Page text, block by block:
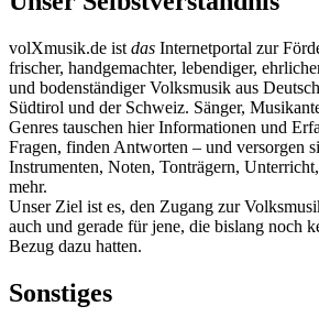
volXmusik.de ist das Internetportal zur
frischer, handgemachter, lebendiger,
und bodenständiger Volksmusik aus
Südtirol und der Schweiz. Sänger,
Genres tauschen hier Informationen und
Fragen, finden Antworten – und versorgen
Instrumenten, Noten, Tonträgern,
mehr.
Unser Ziel ist es, den Zugang zur
auch und gerade für jene, die bislang noch
Bezug dazu hatten.
Sonstiges